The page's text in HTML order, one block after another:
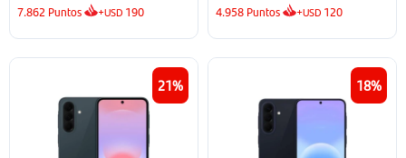
7.862 Puntos +USD 190 4.958 Puntos +USD 120
21 18